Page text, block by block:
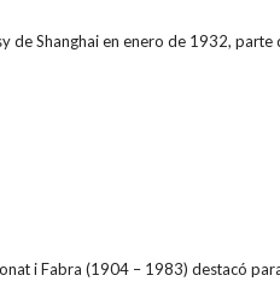
de Shanghai en enero de 1932, parte
i Fabra (1904 – 1983) destacó